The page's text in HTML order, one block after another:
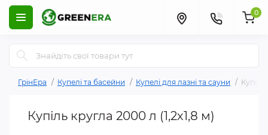
0
ГрінЕра Купелі та басейни Купелі для лазні та сауни Купіль
Купіль кругла 2000 л (1,2х1,8 м)